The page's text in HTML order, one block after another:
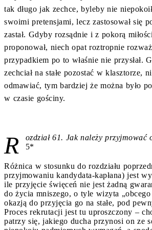
tak długo jak zechce, byleby nie
swoimi pretensjami, lecz zastosował się
zastał. Gdyby rozsądnie i z pokorą
proponował, niech opat roztropnie
przypadkiem po to właśnie nie przysłał.
zechciał na stałe pozostać w klasztorze,
odmawiać, tym bardziej że można było
w czasie gościny.
R ozdział 61. Jak należy przyjmować
5*
Różnica w stosunku do rozdziału
przyjmowaniu kandydata-kapłana) jest
ile przyjęcie święceń nie jest żadną
do życia mniszego, o tyle wizyta
okazją do przyjęcia go na stałe, pod
Proces rekrutacji jest tu uproszczony –
patrzy się, jakiego ducha przynosi on ze